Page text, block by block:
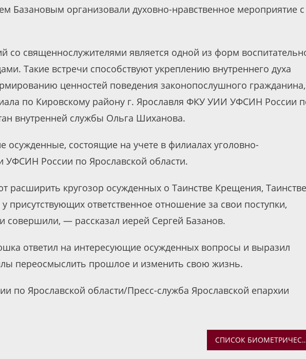
Базановым организовали духовно-нравственное мероприятие с
со священнослужителями является одной из форм
Такие встречи способствуют укреплению внутреннего духа
ценностей поведения законопослушного
по Кировскому району г. Ярославля ФКУ УИИ УФСИН России
внутренней службы Ольга Шиханова.
осужденные, состоящие на учете в филиалах уголовно-
УФСИН России по Ярославской области.
расширить кругозор осужденных о Таинстве Крещения, Таинстве
присутствующих ответственное отношение за свои поступки,
совершили, — рассказал иерей Сергей Базанов.
ответил на интересующие осужденных вопросы и выразил
переосмыслить прошлое и изменить свою жизнь.
по Ярославской области/Пресс-служба Ярославской епархии
СПИСОК БИОМЕТРИЧЕСКИХ ПЕРСОНАЛЬНЫХ ДАННЫХ В РОССИИ ДОЛЖЕН БЫТЬ ЗАКРЫТЫМ,